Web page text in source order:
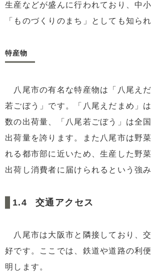
生産などが盛んに行われており、中
「ものづくりのまち」としても知ら
特産物
八尾市の有名な特産物は「八尾え
若ごぼう」です。「八尾えだまめ」
数の出荷量、「八尾若ごぼう」は全
出荷量を誇ります。また八尾市は野
れる都市部に近いため、生産した野
出荷し消費者に届けられるという強
交通アクセス
八尾市は大阪市と隣接しており、
好です。ここでは、鉄道や道路の利
明します。